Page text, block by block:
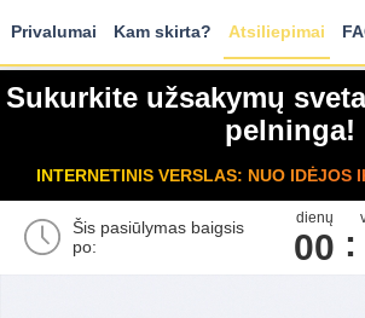
Privalumai Kam skirta? Atsiliepimai
Sukurkite užsakymų
pelninga!
INTERNETINIS VERSLAS: NUO IDĖJOS
Šis pasiūlymas baigsis
po:
dienų
00